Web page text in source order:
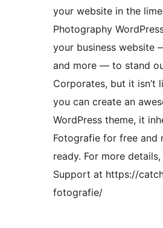
your website in the
Photography
your business website
and more — to stand
Corporates, but it isn’t
you can create an
WordPress theme, it
Fotografie for free and
ready. For more
Support at https://
fotografie/